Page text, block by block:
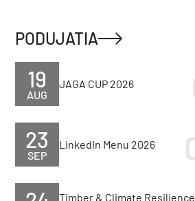
PODUJATIA
AUG
19 JAGA CUP 2026
SEP
23 LinkedIn Menu 2026
Timber & Climate Resilience